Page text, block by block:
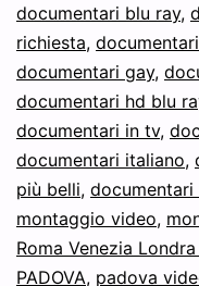
documentari blu ray,
richiesta,
documentari gay,
documentari hd blu
documentari in tv,
documentari italiano,
più belli, documentari
montaggio video,
Roma Venezia
PADOVA, padova